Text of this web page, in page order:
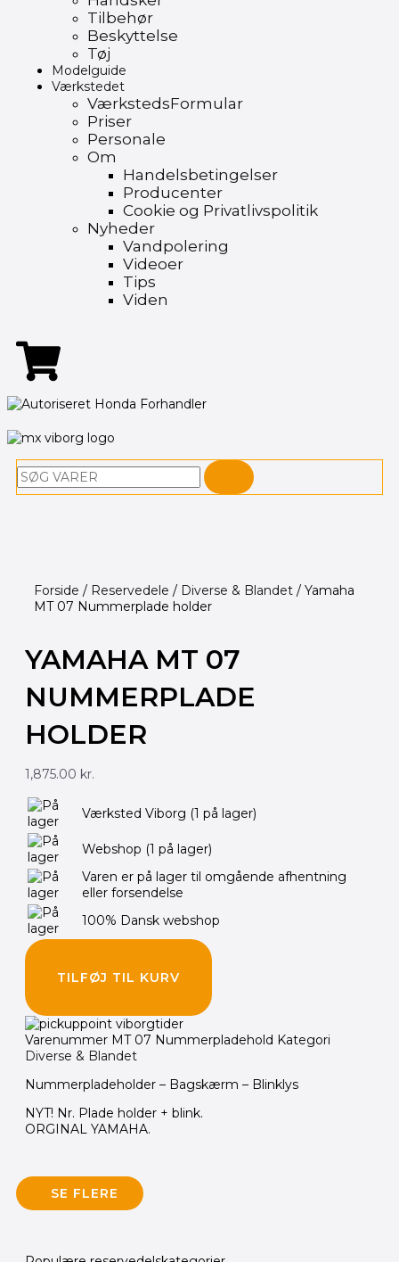
Tilbehør
Beskyttelse
Tøj
Modelguide
Værkstedet
VærkstedsFormular
Priser
Personale
Om
Handelsbetingelser
Producenter
Cookie og Privatlivspolitik
Nyheder
Vandpolering
Videoer
Tips
Viden
Søg
Forside / Reservedele / Diverse & Blandet / Yamaha
MT 07 Nummerplade holder
YAMAHA MT 07
NUMMERPLADE
HOLDER
1,875.00 kr.
Værksted Viborg (1 på lager)
Webshop (1 på lager)
Varen er på lager til omgående afhentning
eller forsendelse
100% Dansk webshop
TILFØJ TIL KURV
Varenummer MT 07 Nummerpladehold Kategori
Diverse & Blandet
Nummerpladeholder – Bagskærm – Blinklys
NYT! Nr. Plade holder + blink.
ORGINAL YAMAHA.
SE FLERE